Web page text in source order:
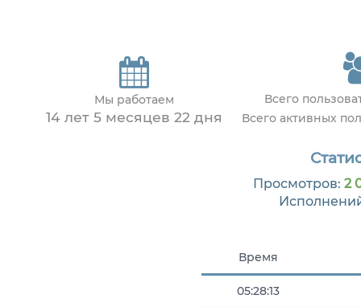
Мы работаем
14 лет 5 месяцев 22 дня
Всего
Всего активных
Просмотров: 2
Время
05:28:13